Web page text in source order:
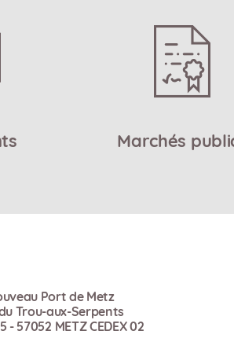
Marchés
Port de Metz
Trou-aux-Serpents
- 57052 METZ CEDEX 02